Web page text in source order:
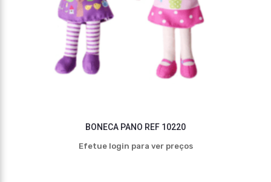
BONECA PANO REF 10220
Efetue login para ver preços